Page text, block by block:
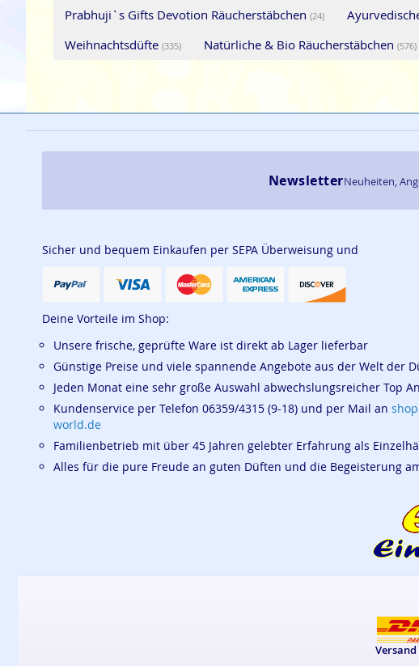
Prabhuji`s Gifts Devotion Räucherstäbchen (24)
Weihnachtsdüfte (335) Natürliche & Bio Räucherstäbchen (576)
NewsletterNeuheiten,
Sicher und bequem Einkaufen per SEPA Überweisung und
Deine Vorteile im Shop:
Unsere frische, geprüfte Ware ist direkt ab Lager lieferbar
Günstige Preise und viele spannende Angebote aus der Welt der
Jeden Monat eine sehr große Auswahl abwechslungsreicher Top
Kundenservice per Telefon 06359/4315 (9-18) und per Mail an
world.de
Familienbetrieb mit über 45 Jahren gelebter Erfahrung als
Alles für die pure Freude an guten Düften und die Begeisterung